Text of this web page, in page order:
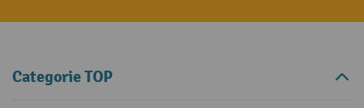
Categorie TOP